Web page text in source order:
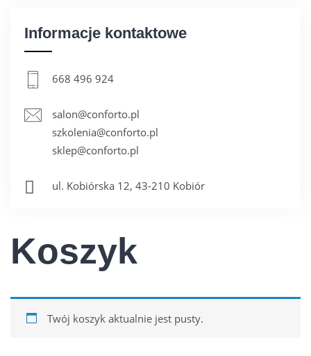
Informacje kontaktowe
668 496 924
salon@conforto.pl
szkolenia@conforto.pl
sklep@conforto.pl
ul. Kobiórska 12, 43-210 Kobiór
Koszyk
Twój koszyk aktualnie jest pusty.